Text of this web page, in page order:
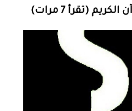
(تقرأ 7 مرات)